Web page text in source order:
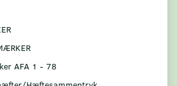
AFA 1 - 78